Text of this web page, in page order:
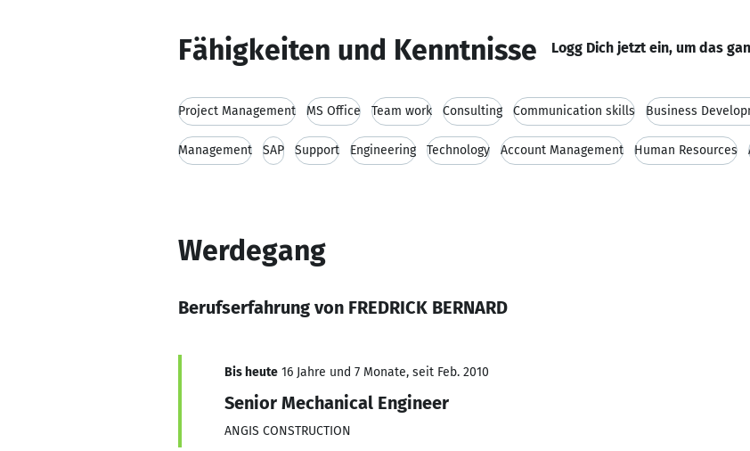
Fähigkeiten und Kenntnisse Logg Dich jetzt ein, um das
Project Management MS Office Team work Consulting Communication skills Business
Management SAP Support Engineering Technology Account Management Human Resources
Werdegang
Berufserfahrung von FREDRICK BERNARD
Bis heute 16 Jahre und 7 Monate, seit Feb. 2010
Senior Mechanical Engineer
ANGIS CONSTRUCTION